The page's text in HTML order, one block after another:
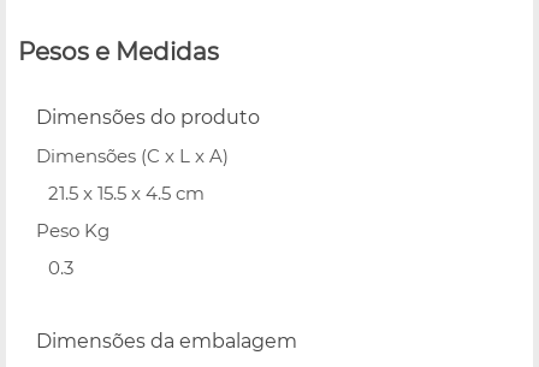
Pesos e Medidas
Dimensões do produto
Dimensões (C x L x A)
21.5 x 15.5 x 4.5 cm
Peso Kg
0.3
Dimensões da embalagem